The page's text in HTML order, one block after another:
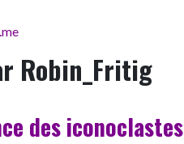
Robin_Fritig
des iconoclastes